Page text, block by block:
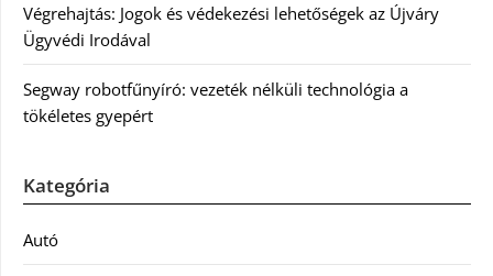
Végrehajtás: Jogok és védekezési lehetőségek az Újváry
Ügyvédi Irodával
Segway robotfűnyíró: vezeték nélküli technológia a
tökéletes gyepért
Kategória
Autó